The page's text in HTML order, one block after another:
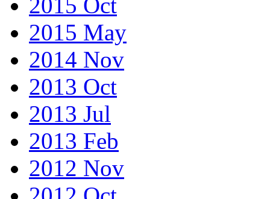
2015 Oct
2015 May
2014 Nov
2013 Oct
2013 Jul
2013 Feb
2012 Nov